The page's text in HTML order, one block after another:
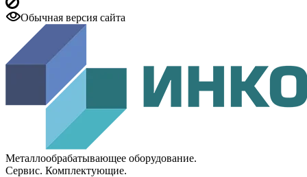
Обычная версия сайта
Металлообрабатывающее оборудование.
Сервис. Комплектующие.